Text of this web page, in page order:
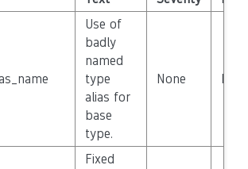
Use of
badly
named
type
alias for
base
type.
None
Fixed